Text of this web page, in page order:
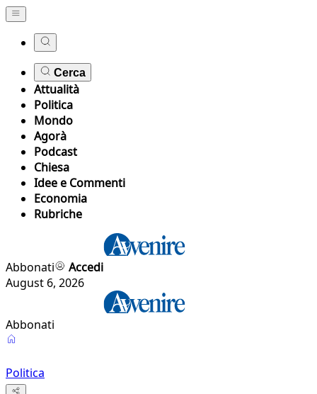
Cerca
Attualità
Politica
Mondo
Agorà
Podcast
Chiesa
Idee e Commenti
Economia
Rubriche
Abbonati
Accedi
August 6, 2026
Abbonati
Politica